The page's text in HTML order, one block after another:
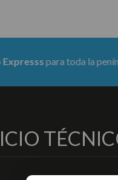
para toda la península a